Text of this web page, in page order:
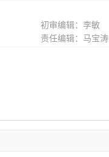
初审编辑：李敏
责任编辑：马宝涛